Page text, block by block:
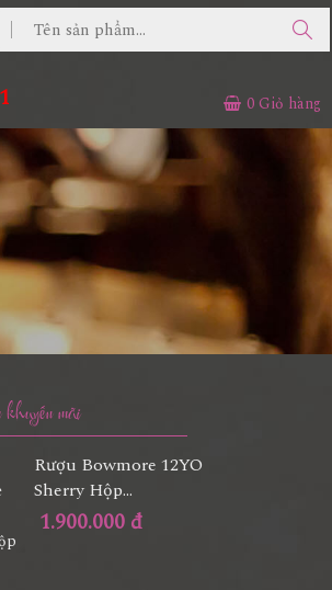
0 Giỏ hàng
mãi
Rượu Bowmore 12YO
Sherry Hộp...
1.900.000 đ